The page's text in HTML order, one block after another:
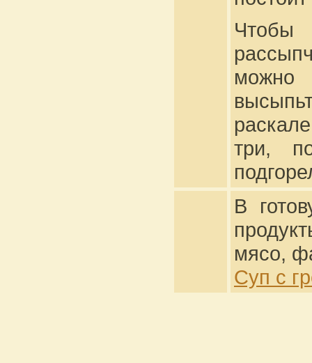
Чтобы
можно
три,
В
мясо,
Суп с